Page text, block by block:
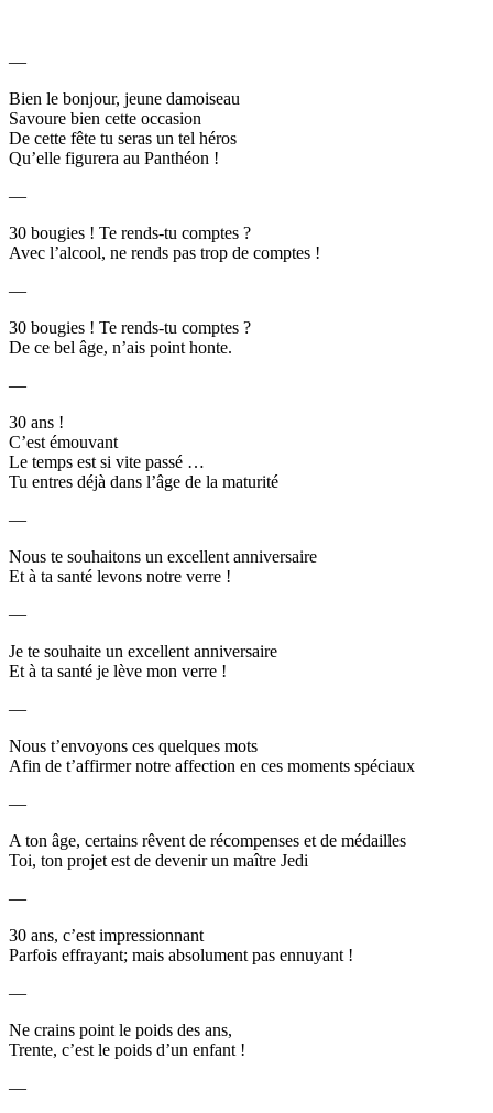
—
Bien le bonjour, jeune damoiseau
Savoure bien cette occasion
De cette fête tu seras un tel héros
Qu’elle figurera au Panthéon !
—
30 bougies ! Te rends-tu comptes ?
Avec l’alcool, ne rends pas trop de comptes !
—
30 bougies ! Te rends-tu comptes ?
De ce bel âge, n’ais point honte.
—
30 ans !
C’est émouvant
Le temps est si vite passé …
Tu entres déjà dans l’âge de la maturité
—
Nous te souhaitons un excellent anniversaire
Et à ta santé levons notre verre !
—
Je te souhaite un excellent anniversaire
Et à ta santé je lève mon verre !
—
Nous t’envoyons ces quelques mots
Afin de t’affirmer notre affection en ces moments spéciaux
—
A ton âge, certains rêvent de récompenses et de médailles
Toi, ton projet est de devenir un maître Jedi
—
30 ans, c’est impressionnant
Parfois effrayant; mais absolument pas ennuyant !
—
Ne crains point le poids des ans,
Trente, c’est le poids d’un enfant !
—